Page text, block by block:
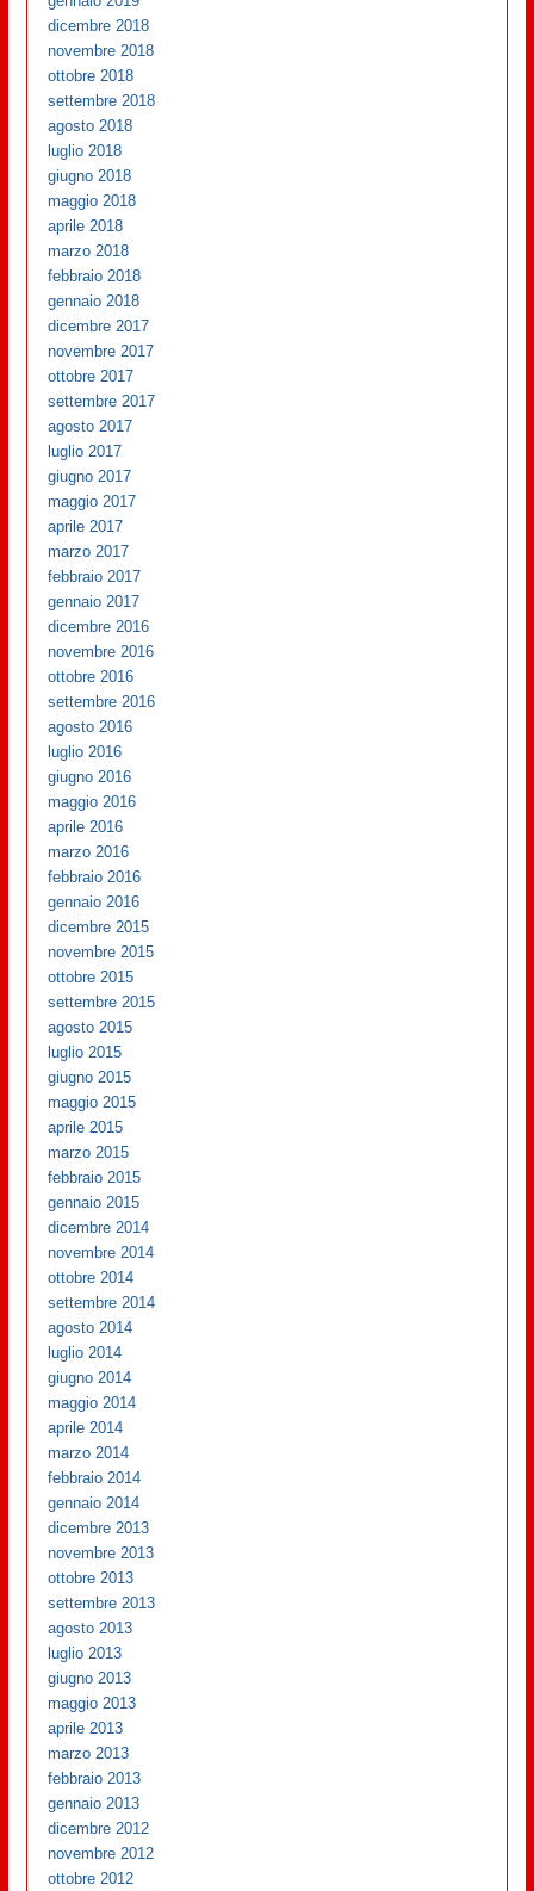
dicembre 2018
novembre 2018
ottobre 2018
settembre 2018
agosto 2018
luglio 2018
giugno 2018
maggio 2018
aprile 2018
marzo 2018
febbraio 2018
gennaio 2018
dicembre 2017
novembre 2017
ottobre 2017
settembre 2017
agosto 2017
luglio 2017
giugno 2017
maggio 2017
aprile 2017
marzo 2017
febbraio 2017
gennaio 2017
dicembre 2016
novembre 2016
ottobre 2016
settembre 2016
agosto 2016
luglio 2016
giugno 2016
maggio 2016
aprile 2016
marzo 2016
febbraio 2016
gennaio 2016
dicembre 2015
novembre 2015
ottobre 2015
settembre 2015
agosto 2015
luglio 2015
giugno 2015
maggio 2015
aprile 2015
marzo 2015
febbraio 2015
gennaio 2015
dicembre 2014
novembre 2014
ottobre 2014
settembre 2014
agosto 2014
luglio 2014
giugno 2014
maggio 2014
aprile 2014
marzo 2014
febbraio 2014
gennaio 2014
dicembre 2013
novembre 2013
ottobre 2013
settembre 2013
agosto 2013
luglio 2013
giugno 2013
maggio 2013
aprile 2013
marzo 2013
febbraio 2013
gennaio 2013
dicembre 2012
novembre 2012
ottobre 2012